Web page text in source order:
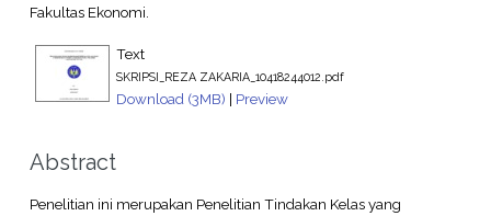
Fakultas Ekonomi.
Text
SKRIPSI_REZA ZAKARIA_10418244012.pdf
Download (3MB) | Preview
Abstract
Penelitian ini merupakan Penelitian Tindakan Kelas yang